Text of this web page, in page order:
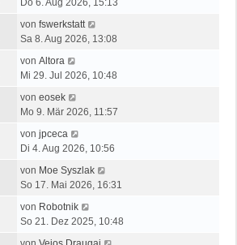
g
a
g
e
i
g
B
e
t
g
s
e
e
t
g
e
s
e
e
t
a
g
Do 6. Aug 2026, 15:13
von fswerkstatt
e
s
e
e
i
t
g
Sa 8. Aug 2026, 13:08
von Altora
e
s
t
e
B
e
i
t
Mi 29. Jul 2026, 10:48
von eosek
e
e
s
t
e
B
e
i
Mo 9. Mär 2026, 11:57
von jpceca
e
e
s
t
e
Di 4. Aug 2026, 10:56
von Moe Syszlak
e
s
t
So 17. Mai 2026, 16:31
von Robotnik
e
So 21. Dez 2025, 10:48